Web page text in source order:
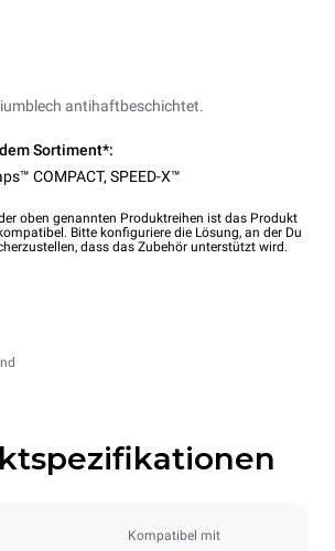
antihaftbeschichtet.
Sortiment*:
COMPACT, SPEED-X™
oben genannten Produktreihen ist das Produkt
Bitte konfiguriere die Lösung, an der Du
dass das Zubehör unterstützt wird.
Kompatibel mit